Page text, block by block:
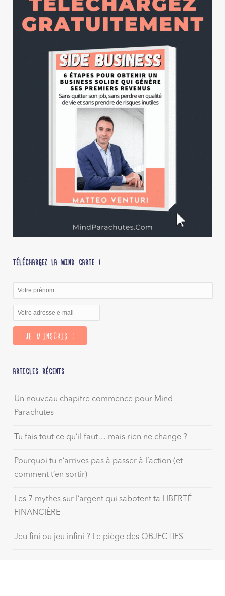
TÉLÉCHARGEZ LA MIND CARTE !
ARTICLES RÉCENTS
Un nouveau chapitre commence pour Mind
Parachutes
Tu fais tout ce qu’il faut… mais rien ne change ?
Pourquoi tu n’arrives pas à passer à l’action (et
comment t’en sortir)
Les 7 mythes sur l’argent qui sabotent ta LIBERTÉ
FINANCIÈRE
Jeu fini ou jeu infini ? Le piège des OBJECTIFS